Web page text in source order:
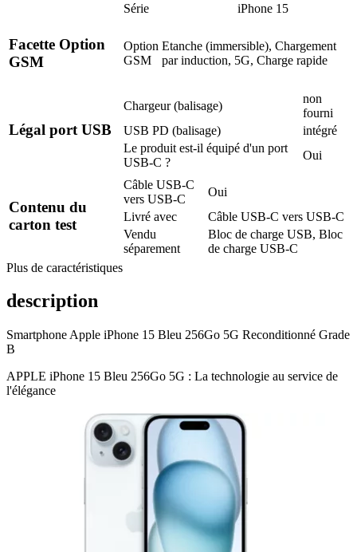
Série
iPhone 15
Facette Option
GSM
Option
GSM
Etanche (immersible), Chargement
par induction, 5G, Charge rapide
Légal port USB
Chargeur (balisage)
non
fourni
USB PD (balisage)
intégré
Le produit est-il équipé d'un port
USB-C ?
Oui
Contenu du
carton test
Câble USB-C
vers USB-C
Oui
Livré avec
Câble USB-C vers USB-C
Vendu
séparement
Bloc de charge USB, Bloc
de charge USB-C
Plus de caractéristiques
description
Smartphone Apple iPhone 15 Bleu 256Go 5G Reconditionné Grade
B
APPLE iPhone 15 Bleu 256Go 5G : La technologie au service de
l'élégance